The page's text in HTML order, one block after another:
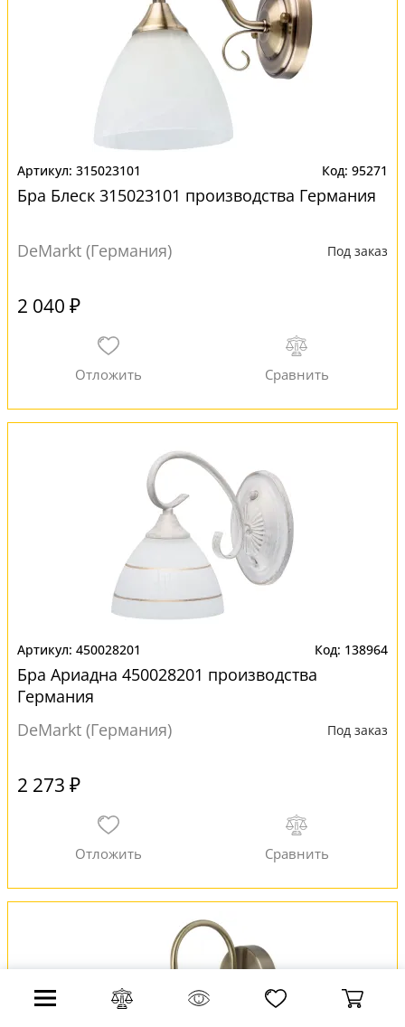
315023101 95271
Бра Блеск 315023101 производства Германия
DeMarkt (Германия) Под заказ
2 040 ₽
450028201 138964
Бра Ариадна 450028201 производства
Германия
DeMarkt (Германия)
Под заказ
2 273 ₽